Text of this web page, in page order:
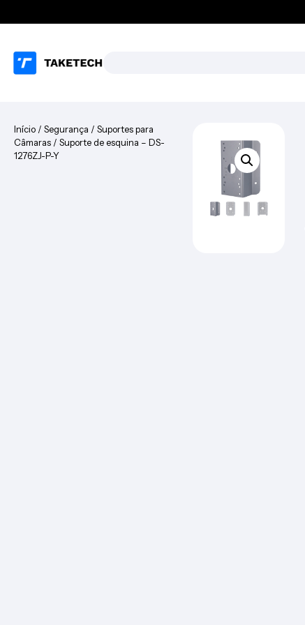
Início / Segurança / Suportes para
Câmaras / Suporte de esquina – DS-
1276ZJ-P-Y